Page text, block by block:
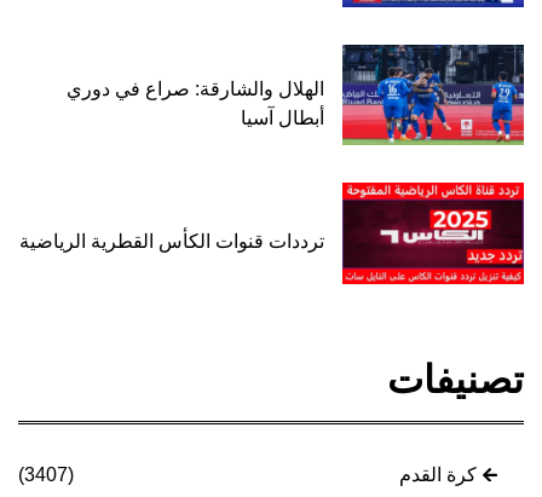
الهلال والشارقة: صراع في دوري
أبطال آسيا
ترددات قنوات الكأس القطرية الرياضية
تصنيفات
كرة القدم (3407)